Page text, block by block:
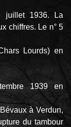
1936. La
chiffres. Le n° 5
Lourds) en
1939 en
à Verdun,
du tambour